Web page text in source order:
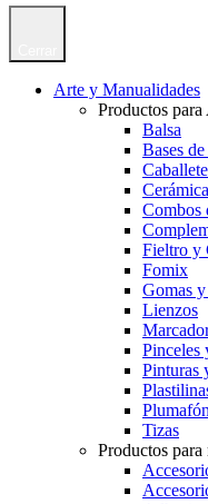
Arte y Manualidades
Productos para
Balsa
Bases
Combos
Fieltro y
Fomix
Gomas
Lienzos
Pinceles
Pinturas
Plumafón
Tizas
Productos para